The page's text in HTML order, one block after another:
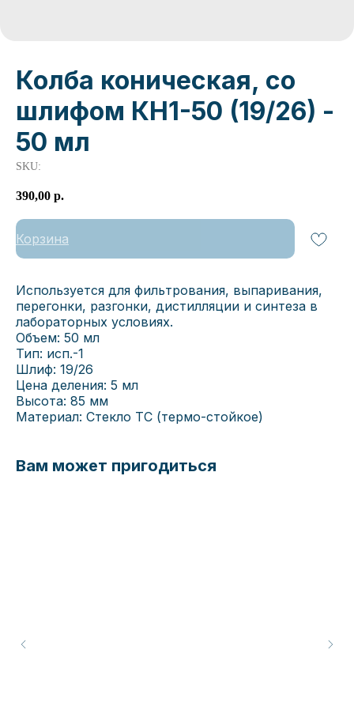
Колба коническая, со
шлифом КН1-50 (19/26) -
50 мл
SKU:
390,00 р.
Корзина
Используется для фильтрования, выпаривания,
перегонки, разгонки, дистилляции и синтеза в
лабораторных условиях.
Объем: 50 мл
Тип: исп.-1
Шлиф: 19/26
Цена деления: 5 мл
Высота: 85 мм
Материал: Стекло ТС (термо-стойкое)
Вам может пригодиться